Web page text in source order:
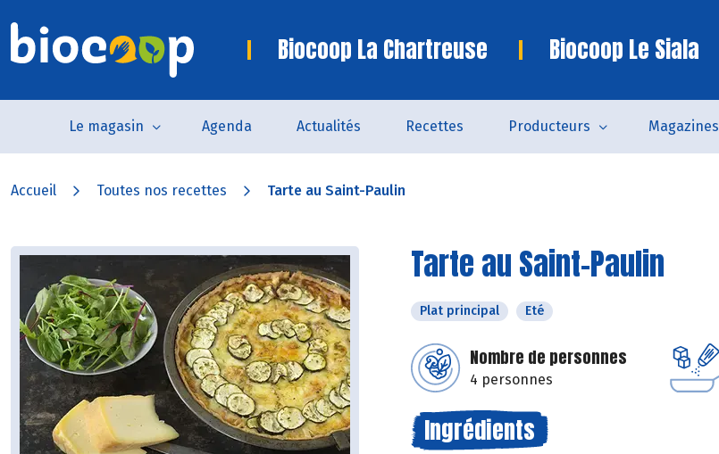
Biocoop La Chartreuse Biocoop Le Siala
Le magasin Agenda Actualités Recettes Producteurs Magazines
Accueil Toutes nos recettes Tarte au Saint-Paulin
Tarte au Saint-Paulin
Plat principal Eté
Nombre de personnes
4 personnes
Ingrédients